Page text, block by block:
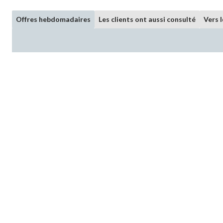
Offres hebdomadaires Les clients ont aussi consulté Vers